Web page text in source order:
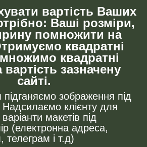
вартість Ваших
Ваші розміри,
помножити на
квадратні
квадратні
зазначену
сайті.
зображення під
Надсилаємо клієнту для
макетів під
(електронна адреса,
телеграм і т.д)